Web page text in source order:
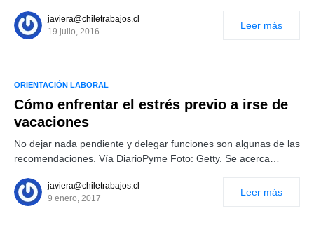
javiera@chiletrabajos.cl
19 julio, 2016
Leer más
ORIENTACIÓN LABORAL
Cómo enfrentar el estrés previo a irse de
vacaciones
No dejar nada pendiente y delegar funciones son algunas de las
recomendaciones. Vía DiarioPyme Foto: Getty. Se acerca…
javiera@chiletrabajos.cl
9 enero, 2017
Leer más